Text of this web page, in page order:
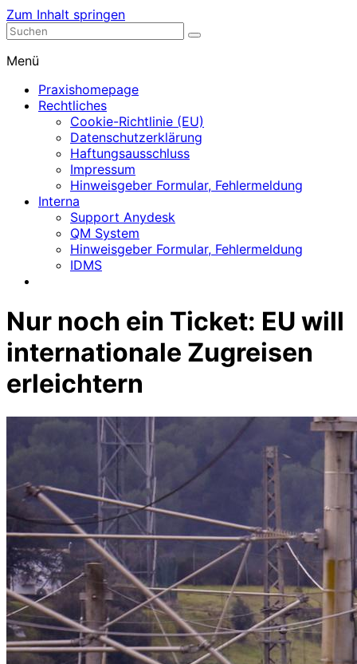
Zum Inhalt springen
Nephrologische Praxis mit Dialyse
Menü
Praxishomepage
Rechtliches
Cookie-Richtlinie (EU)
Datenschutzerklärung
Haftungsausschluss
Impressum
Hinweisgeber Formular, Fehlermeldung
Interna
Support Anydesk
QM System
Hinweisgeber Formular, Fehlermeldung
IDMS
Nur noch ein Ticket: EU will
internationale Zugreisen
erleichtern